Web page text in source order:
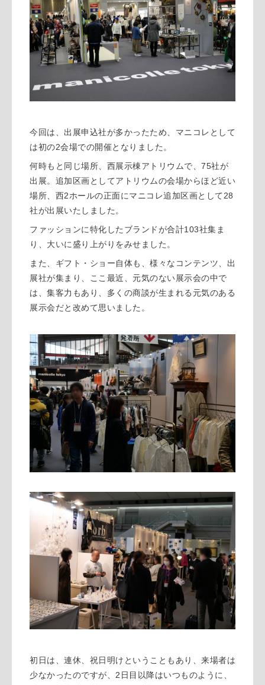
今回は、出展申込社が多かったため、マニコレとして
は初の2会場での開催となりました。
何時もと同じ場所、西展示棟アトリウムで、 75社が
出展。追加区画としてアトリウムの会場からほど近い
場所、西2ホールの正面にマニコレ追加区画として 28
社が出展いたしました。
ファッションに特化したブランドが合計103社集ま
り、大いに盛り上がりをみせました。
また、ギフト・ショー自体も、様々なコンテンツ、出
展社が集まり、ここ最近、元気のない展示会の中で
は、集客力もあり、多くの商談が生まれる元気のある
展示会だと改めて思いました。
初日は、連休、祝日明けということもあり、来場者は
少なかったのですが、 2 日目以降はいつものように、